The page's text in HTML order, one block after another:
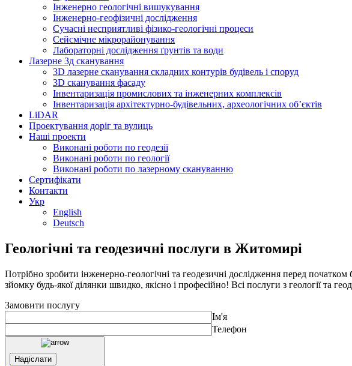
Інженерно геологічні вишукування
Інженерно-геофізичні дослідження
Сучасні несприятливі фізико-геологічні процеси
Сейсмічне мікрорайонування
Лабораторні дослідження ґрунтів та води
Лазерне 3д сканування
3D лазерне сканування складних контурів будівель і споруд
3D сканування фасаду
Інвентаризація промислових та інженерних комплексів
Інвентаризація архітектурно-будівельних, археологічних об’єктів
LiDAR
Проектування доріг та вулиць
Наші проекти
Виконані роботи по геодезії
Виконані роботи по геології
Виконані роботи по лазерному скануванню
Сертифікати
Контакти
Укр
English
Deutsch
Геологічні та геодезичні послуги в Житомирі
Потрібно зробити інженерно-геологічні та геодезичні дослідження перед
зйомку будь-якої ділянки швидко, якісно і професійно! Всі послуги з геології та
Замовити послугу
Ім'я
Телефон